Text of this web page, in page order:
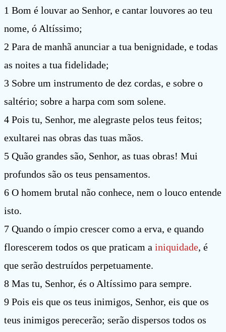
1 Bom é louvar ao Senhor, e cantar louvores ao teu
nome, ó Altíssimo;
2 Para de manhã anunciar a tua benignidade, e todas
as noites a tua fidelidade;
3 Sobre um instrumento de dez cordas, e sobre o
saltério; sobre a harpa com som solene.
4 Pois tu, Senhor, me alegraste pelos teus feitos;
exultarei nas obras das tuas mãos.
5 Quão grandes são, Senhor, as tuas obras! Mui
profundos são os teus pensamentos.
6 O homem brutal não conhece, nem o louco entende
isto.
7 Quando o ímpio crescer como a erva, e quando
florescerem todos os que praticam a iniquidade, é
que serão destruídos perpetuamente.
8 Mas tu, Senhor, és o Altíssimo para sempre.
9 Pois eis que os teus inimigos, Senhor, eis que os
teus inimigos perecerão; serão dispersos todos os